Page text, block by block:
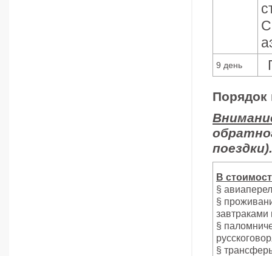
9 день
Порядок
поездки).
В
§
§
§
§